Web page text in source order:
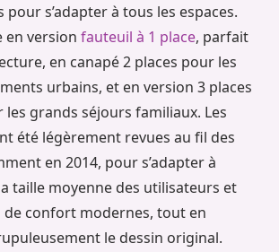
s’adapter à tous les espaces.
en version fauteuil à 1 place, parfait
en canapé 2 places pour les
urbains, et en version 3 places
les grands séjours familiaux. Les
été légèrement revues au fil des
en 2014, pour s’adapter à
taille moyenne des utilisateurs et
de confort modernes, tout en
le dessin original.